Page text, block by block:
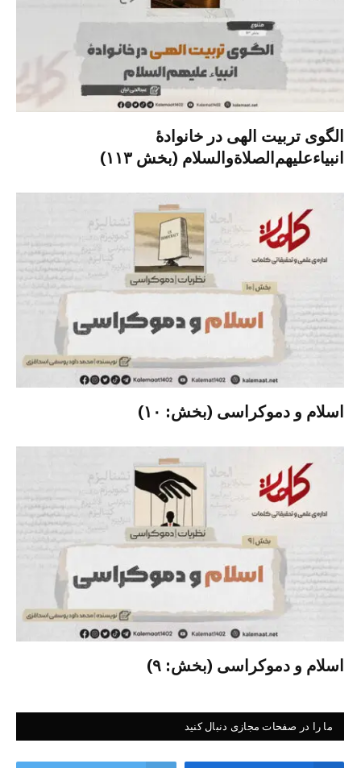
الگوی تربیت الهی در خانوادۀ
انبیاءعلیهم‌الصلاةو‌السلام (بخش ۱۱۳)
اسلام و دموکراسی (بخش: ۱۰)
اسلام و دموکراسی (بخش: ۹)
ما را در صفحات مجازی دنبال کنید